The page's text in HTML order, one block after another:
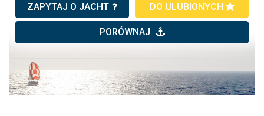
ZAPYTAJ O JACHT DO ULUBIONYCH
PORÓWNAJ